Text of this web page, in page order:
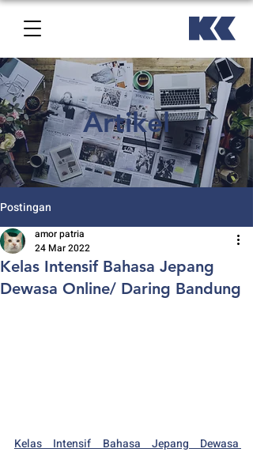
Artikel
Postingan
Kelas Intensif Bahasa Jepang
Dewasa Online/ Daring Bandung
amor patria
24 Mar 2022
Kelas Intensif Bahasa Jepang Dewasa